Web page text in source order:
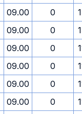
09.00 0
09.00 0
09.00 0
09.00 0
09.00 0
09.00 0